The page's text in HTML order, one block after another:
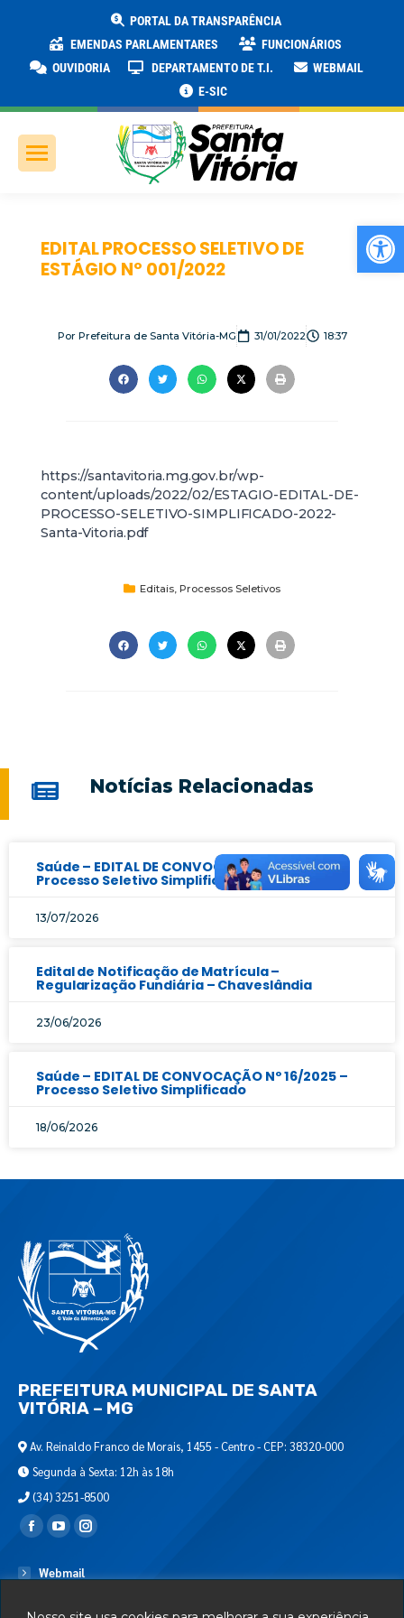
PORTAL DA TRANSPARÊNCIA
EMENDAS PARLAMENTARES
FUNCIONÁRIOS
OUVIDORIA
DEPARTAMENTO DE T.I.
WEBMAIL
E-SIC
EDITAL PROCESSO SELETIVO DE
ESTÁGIO Nº 001/2022
PorPrefeitura de Santa Vitória-MG 31/01/2022 18:37
https://santavitoria.mg.gov.br/wp-
content/uploads/2022/02/ESTAGIO-EDITAL-DE-
PROCESSO-SELETIVO-SIMPLIFICADO-2022-
Santa-Vitoria.pdf
Editais, Processos Seletivos
Notícias Relacionadas
Saúde – EDITAL DE CONVOCAÇÃO Nº 17/2025 –
Processo Seletivo Simplificado
13/07/2026
Edital de Notificação de Matrícula –
Regularização Fundiária – Chaveslândia
23/06/2026
Saúde – EDITAL DE CONVOCAÇÃO Nº 16/2025 –
Processo Seletivo Simplificado
18/06/2026
PREFEITURA MUNICIPAL DE SANTA
VITÓRIA – MG
Av. Reinaldo Franco de Morais, 1455 - Centro - CEP: 38320-000
Segunda à Sexta: 12h às 18h
(34) 3251-8500
Encontre-nos em:
Webmail